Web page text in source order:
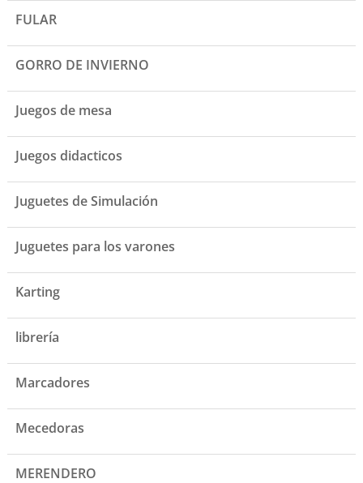
FULAR
GORRO DE INVIERNO
Juegos de mesa
Juegos didacticos
Juguetes de Simulación
Juguetes para los varones
Karting
librería
Marcadores
Mecedoras
MERENDERO